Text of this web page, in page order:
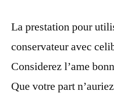
La prestation pour
conservateur avec
Considerez l’ame
Que votre part